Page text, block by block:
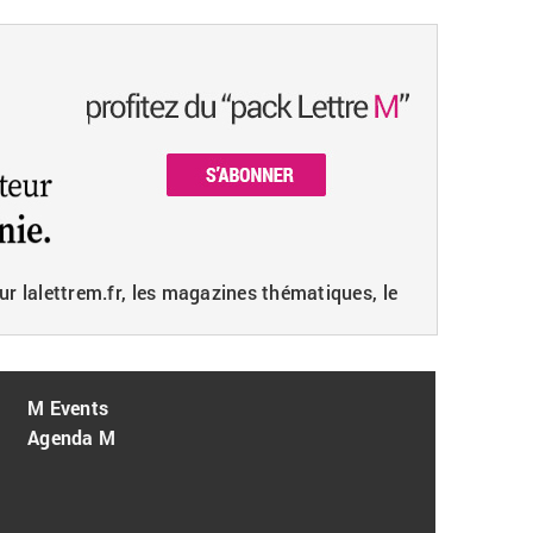
lalettrem.fr, les magazines thématiques, le
M Events
Agenda M